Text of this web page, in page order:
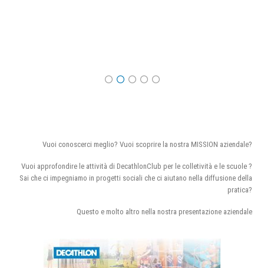
Vuoi conoscerci meglio? Vuoi scoprire la nostra MISSION aziendale?
Vuoi approfondire le attività di DecathlonClub per le colletività e le scuole ?
Sai che ci impegniamo in progetti sociali che ci aiutano nella diffusione della
pratica?
Questo e molto altro nella nostra presentazione aziendale